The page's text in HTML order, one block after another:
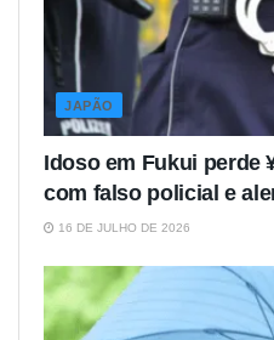
JAPÃO
Idoso em Fukui perde
com falso policial e
16 DE JULHO DE 2026